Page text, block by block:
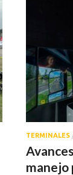
TERMINALES
manejo